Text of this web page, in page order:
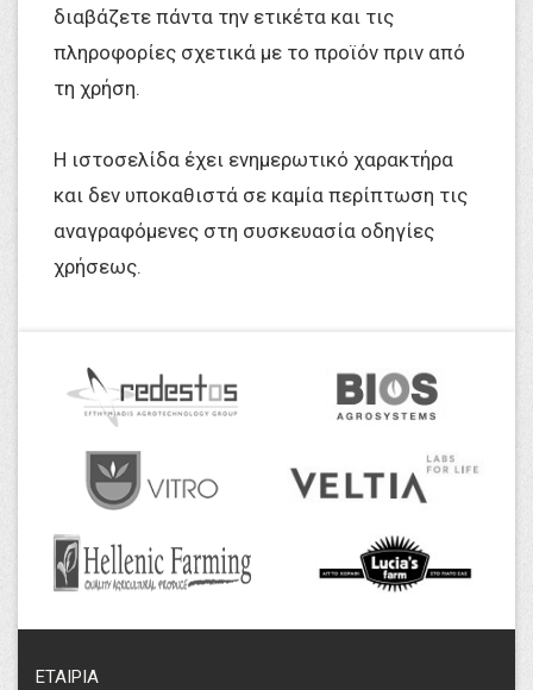
διαβάζετε πάντα την ετικέτα και τις
πληροφορίες σχετικά με το προϊόν πριν από
τη χρήση.
Η ιστοσελίδα έχει ενημερωτικό χαρακτήρα
και δεν υποκαθιστά σε καμία περίπτωση τις
αναγραφόμενες στη συσκευασία οδηγίες
χρήσεως.
ΕΤΑΙΡΙΑ